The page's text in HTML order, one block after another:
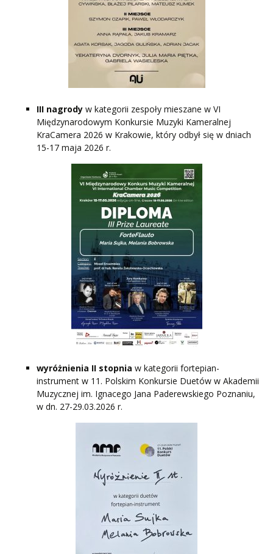
III nagrody w kategorii zespoły mieszane w VI
Międzynarodowym Konkursie Muzyki Kameralnej
KraCamera 2026 w Krakowie, który odbył się w dniach
15-17 maja 2026 r.
wyróżnienia II stopnia w kategorii fortepian-
instrument w 11. Polskim Konkursie Duetów w Akademii
Muzycznej im. Ignacego Jana Paderewskiego Poznaniu,
w dn. 27-29.03.2026 r.